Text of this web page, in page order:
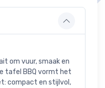
om vuur, smaak en
tafel BBQ vormt het
compact en stijlvol,